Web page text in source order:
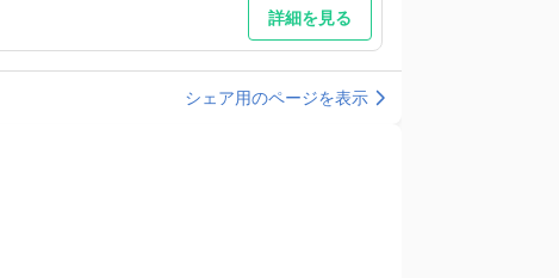
詳細を見る
シェア用のページを表示